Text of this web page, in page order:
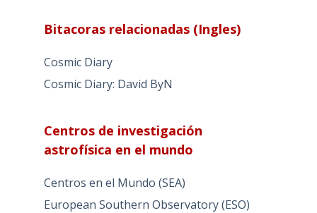
Bitacoras relacionadas (Ingles)
Cosmic Diary
Cosmic Diary: David ByN
Centros de investigación
astrofísica en el mundo
Centros en el Mundo (SEA)
European Southern Observatory (ESO)